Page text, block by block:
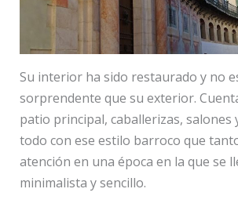
Su interior ha sido restaurado y no
sorprendente que su exterior.
patio principal, caballerizas, salones
todo con ese estilo barroco que
atención en una época en la que se
minimalista y sencillo.